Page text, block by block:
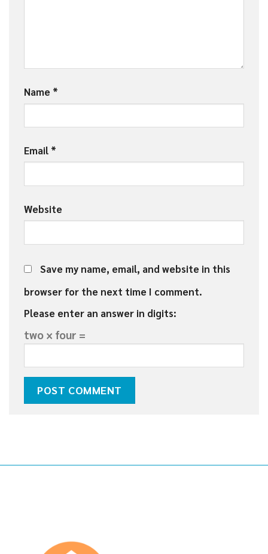
Name *
Email *
Website
Save my name, email, and website in this
browser for the next time I comment.
Please enter an answer in digits:
two × four =